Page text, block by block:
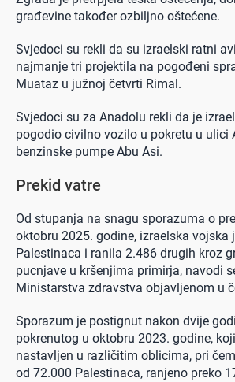
građevine također ozbiljno oštećene.
Svjedoci su rekli da su izraelski ratni
najmanje tri projektila na pogođeni
Muataz u južnoj četvrti Rimal.
Svjedoci su za Anadolu rekli da je
pogodio civilno vozilo u pokretu u ulici
benzinske pumpe Abu Asi.
Prekid vatre
Od stupanja na snagu sporazuma o
oktobru 2025. godine, izraelska vojska
Palestinaca i ranila 2.486 drugih kroz
pucnjave u kršenjima primirja, navodi
Ministarstva zdravstva objavljenom u
Sporazum je postignut nakon dvije
pokrenutog u oktobru 2023. godine,
nastavljen u različitim oblicima, pri
od 72.000 Palestinaca, ranjeno preko